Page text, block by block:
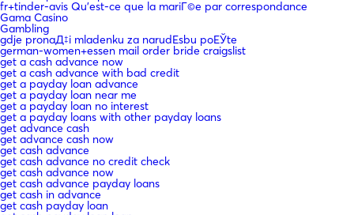
fr+tinder-avis Qu'est-ce que la mariГ©e par correspondance
Gama Casino
Gambling
gdje pronaД‡i mladenku za narudЕѕbu poЕЎte
german-women+essen mail order bride craigslist
get a cash advance now
get a cash advance with bad credit
get a payday loan advance
get a payday loan near me
get a payday loan no interest
get a payday loans with other payday loans
get advance cash
get advance cash now
get cash advance
get cash advance no credit check
get cash advance now
get cash advance payday loans
get cash in advance
get cash payday loan